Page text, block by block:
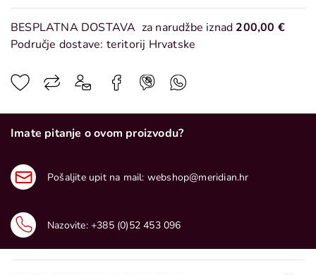
BESPLATNA DOSTAVA za narudžbe iznad 200,00 €
Područje dostave: teritorij Hrvatske
Imate pitanje o ovom proizvodu?
Pošaljite upit na mail: webshop@meridian.hr
Nazovite: +385 (0)52 453 096